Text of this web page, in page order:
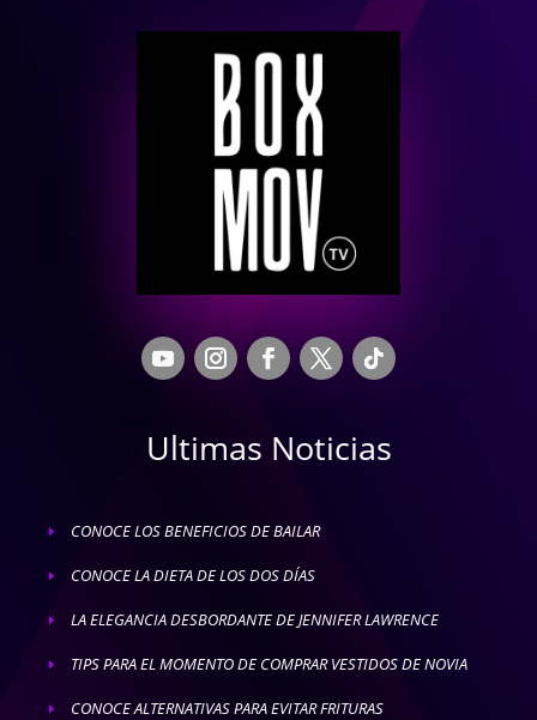
Ultimas Noticias
E CONOCE LOS BENEFICIOS DE BAILAR
E CONOCE LA DIETA DE LOS DOS DÍAS
E LA ELEGANCIA DESBORDANTE DE JENNIFER LAWRENCE
E TIPS PARA EL MOMENTO DE COMPRAR VESTIDOS DE NOVIA
E CONOCE ALTERNATIVAS PARA EVITAR FRITURAS